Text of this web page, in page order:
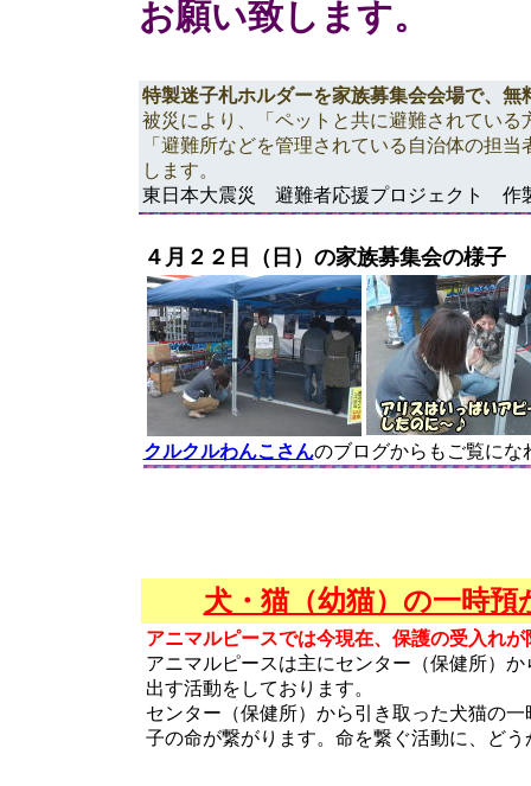
お願い致します。
特製迷子札ホルダーを家族募集会会場で、無
被災により、「ペットと共に避難されてい
「避難所などを管理されている自治体の担
します。
東日本大震災 避難者応援プロジェクト 作
４月２２日（日）の家族募集会の様子
クルクルわんこさんのブログからもご覧にな
犬・猫（幼猫）の一時
アニマルピースでは今現在、保護の受入れ
アニマルピースは主にセンター（保健所）
出す活動をしております。
センター（保健所）から引き取った犬猫の
子の命が繋がります。命を繋ぐ活動に、ど